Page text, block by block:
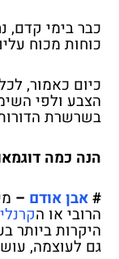
כבר בימי קדם,
כוחות מכוח
כיום כאמור,
הצבע ולפי
בשרשרת
הנה כמה
#אבן אודם –
הרובי או ה
היקרות ביותר
גם לעוצמה,